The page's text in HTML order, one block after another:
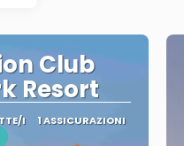
Club
Resort
I 1 ASSICURAZIONI